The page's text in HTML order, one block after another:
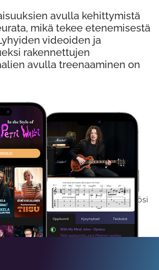
Kokeile Ilmaiseksi
saat koko sisältömme käyttöösi
viikon ajaksi.
avulla kehittymistä
mikä tekee etenemisestä
videoiden ja
rakennettujen
avulla treenaaminen on